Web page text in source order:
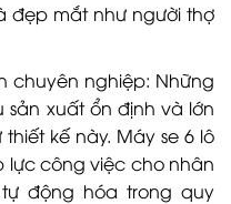
đẹp mắt như người thợ
chuyên nghiệp: Những
sản xuất ổn định và lớn
kế này. Máy se 6 lô
lực công việc cho nhân
động hóa trong quy